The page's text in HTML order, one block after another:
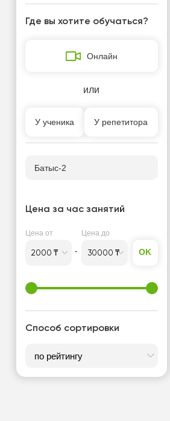
Литература
Подготовка к школе
Т
Турецкий язык
Где вы хотите обучаться?
Онлайн
или
У ученика У репетитора
Батыс-2
Цена за час занятий
Цена от Цена до
OK
Способ сортировки